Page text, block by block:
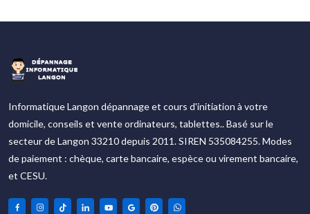
Informatique Langon dépannage et cours d'initiation à votre
domicile, conseils et vente ordinateurs, tablettes.. Basé sur le
secteur de Langon 33210 depuis 2011. SIREN 535084255. Modes
de paiement : chèque, carte bancaire, espèce ou virement bancaire,
et CESU.